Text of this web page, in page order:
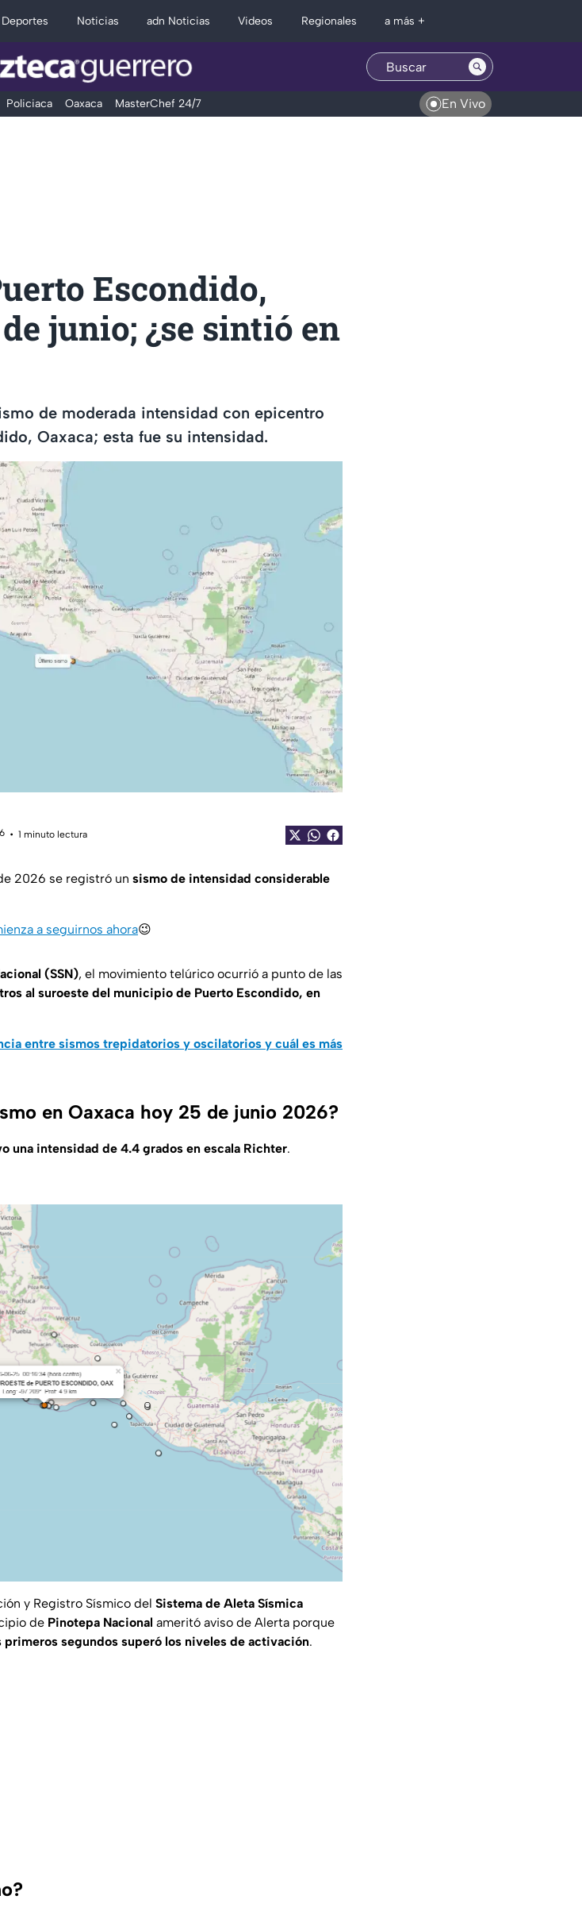
Deportes Noticias adn Noticias Videos Regionales a más +
Policiaca Oaxaca MasterChef 24/7 En Vivo
Escondido,
junio; ¿se sintió en
de moderada intensidad con epicentro
Oaxaca; esta fue su intensidad.
1 minuto lectura
2026 se registró un sismo de intensidad considerable
a seguirnos ahora😉
(SSN), el movimiento telúrico ocurrió a punto de las
al suroeste del municipio de Puerto Escondido, en
entre sismos trepidatorios y oscilatorios y cuál es más
en Oaxaca hoy 25 de junio 2026?
una intensidad de 4.4 grados en escala Richter.
y Registro Sísmico del Sistema de Aleta Sísmica
de Pinotepa Nacional ameritó aviso de Alerta porque
segundos superó los niveles de activación.